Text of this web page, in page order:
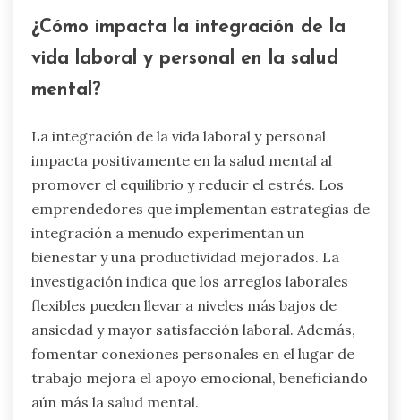
¿Cómo impacta la integración de la
vida laboral y personal en la salud
mental?
La integración de la vida laboral y personal
impacta positivamente en la salud mental al
promover el equilibrio y reducir el estrés. Los
emprendedores que implementan estrategias de
integración a menudo experimentan un
bienestar y una productividad mejorados. La
investigación indica que los arreglos laborales
flexibles pueden llevar a niveles más bajos de
ansiedad y mayor satisfacción laboral. Además,
fomentar conexiones personales en el lugar de
trabajo mejora el apoyo emocional, beneficiando
aún más la salud mental.